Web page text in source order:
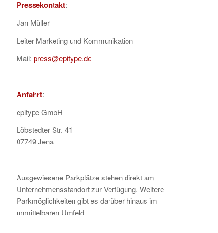
Pressekontakt:
Jan Müller
Leiter Marketing und Kommunikation
Mail: press@epitype.de
Anfahrt:
epitype GmbH
Löbstedter Str. 41
07749 Jena
Ausgewiesene Parkplätze stehen direkt am
Unternehmensstandort zur Verfügung. Weitere
Parkmöglichkeiten gibt es darüber hinaus im
unmittelbaren Umfeld.